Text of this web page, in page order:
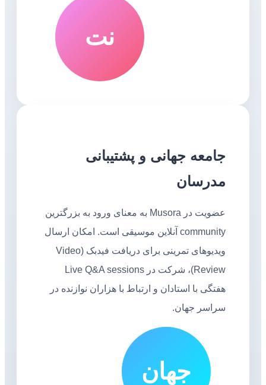
نت
جامعه جهانی و پشتیبانی
مدرسان
عضویت در Musora به معنای ورود به بزرگترین
community آنلاین موسیقی است. امکان ارسال
ویدیوهای تمرینی برای دریافت فیدبک (Video
Review)، شرکت در Live Q&A sessions
هفتگی با استادان و ارتباط با هزاران نوازنده در
سراسر جهان.
جهان